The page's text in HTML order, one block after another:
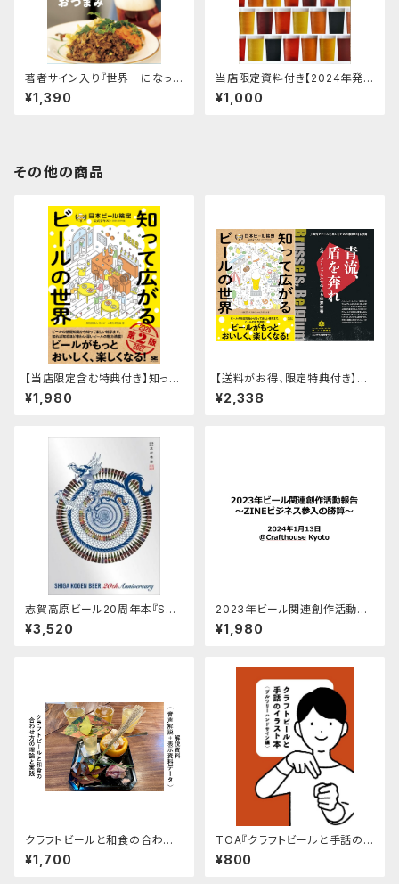
著者サイン入り『世界一になった
クラフトビール醸造家 園田智子
のテッパンおつまみ』
¥1,390
当店限定資料付き【2024年発
行】ビアスタイル・ガイドライン2
404版(英語併記)
¥1,000
その他の商品
【当店限定含む特典付き】知って
広がるビールの世界 日本ビール
検定公式テキスト（2026-2027
¥1,980
【送料がお得、限定特典付き】
『知って広がるビールの世界 日
本ビール検定公式テキスト（202
¥2,338
志賀高原ビール20周年本『SHI
GA KOGEN BEER 20th Anni
versary』
¥3,520
2023年ビール関連創作活動報
告〜ZINEビジネス参入の勝
算〜
¥1,980
クラフトビールと和食の合わせ
方の理論と実践
¥1,700
TOA『クラフトビールと手話の
本〈ブルワリーハンドサイン編〉』
¥800